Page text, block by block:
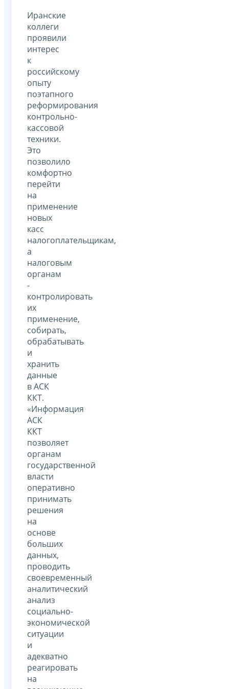
Иранские
коллеги
проявили
интерес
к
российскому
опыту
поэтапного
реформирования
контрольно-
кассовой
техники.
Это
позволило
комфортно
перейти
на
применение
новых
касс
налогоплательщикам,
а
налоговым
органам
-
контролировать
их
применение,
собирать,
обрабатывать
и
хранить
данные
в АСК
ККТ.
«Информация
АСК
ККТ
позволяет
органам
государственной
власти
оперативно
принимать
решения
на
основе
больших
данных,
проводить
своевременный
аналитический
анализ
социально-
экономической
ситуации
и
адекватно
реагировать
на